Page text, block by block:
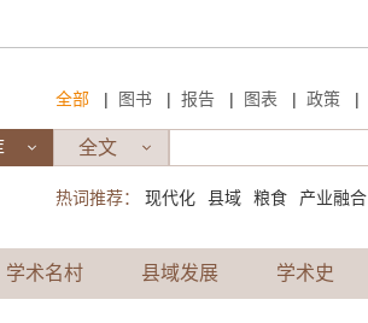
全部 | 图书 | 报告 | 图表 | 政策 |
热词推荐： 现代化 县域 粮食 产业融合
学术名村 县域发展 学术史